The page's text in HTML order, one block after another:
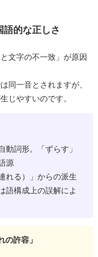
語的な正しさ
文字の不一致」が原因
同一音とされますが、
じやすいのです。
動詞形。「ずらす」
源
れる）」からの派生
語構成上の誤解によ
の許容」